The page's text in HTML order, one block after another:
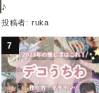
♪
投稿者: ruka